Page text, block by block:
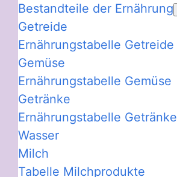
Bestandteile der Ernährung
Getreide
Ernährungstabelle Getreide
Gemüse
Ernährungstabelle Gemüse
Getränke
Ernährungstabelle Getränke
Wasser
Milch
Tabelle Milchprodukte